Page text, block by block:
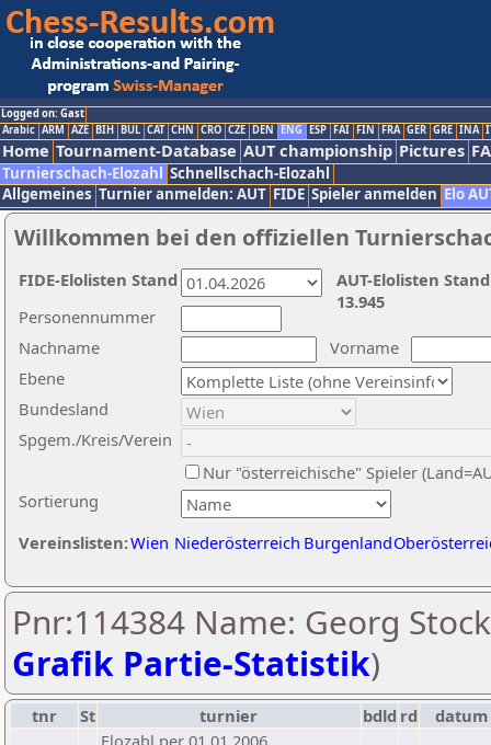
Logged on: Gast
Arabic ARM AZE BIH BUL CAT CHN CRO CZE DEN ENG ESP FAI FIN FRA GER GRE INA
Home Tournament-Database AUT championship Pictures
Turnierschach-Elozahl Schnellschach-Elozahl
Allgemeines Turnier anmelden: AUT FIDE Spieler anmelden Elo
Willkommen bei den offiziellen
Nachname
Vorname
Ebene
Sortierung
Personennummer
Bundesland
Spgem./Kreis/Verein
Nur "österreichische" Spieler
Vereinslisten:Wien Niederösterreich Burgenland
AUT-Elolisten
13.945
FIDE-Elolisten Stand
Pnr:114384 Name: Georg
Grafik Partie-Statistik)
tnr St turnier bdld rd
datum
Elozahl per 01.01.2006